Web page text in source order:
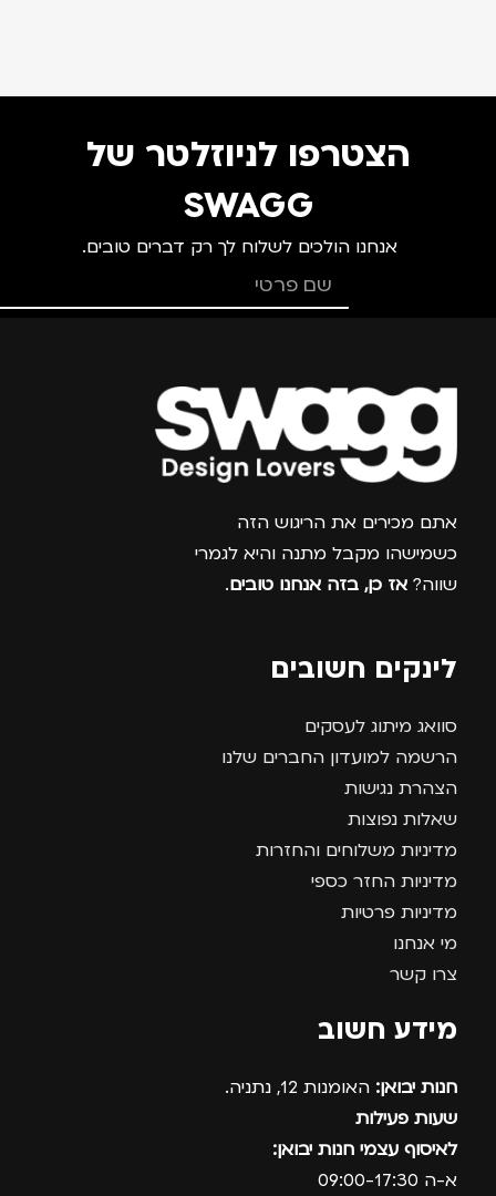
הצטרפו לניוזלטר של
SWAGG
אנחנו הולכים לשלוח לך רק דברים טובים.
צרפו אותי למועדון
אתם מכירים את הריגוש הזה
כשמישהו מקבל מתנה והיא לגמרי
שווה? אז כן, בזה אנחנו טובים.
לינקים חשובים
סוואג מיתוג לעסקים
הרשמה למועדון החברים שלנו
הצהרת נגישות
שאלות נפוצות
מדיניות משלוחים והחזרות
מדיניות החזר כספי
מדיניות פרטיות
מי אנחנו
צרו קשר
מידע חשוב
חנות יבואן: האומנות 12, נתניה.
שעות פעילות
לאיסוף עצמי חנות יבואן:
א-ה 09:00-17:30